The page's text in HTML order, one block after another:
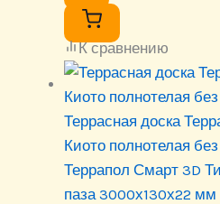
К сравнению
Террасная доска
Киото полнотелая
Террапол Смарт 3D
паза 3000х130х22 мм